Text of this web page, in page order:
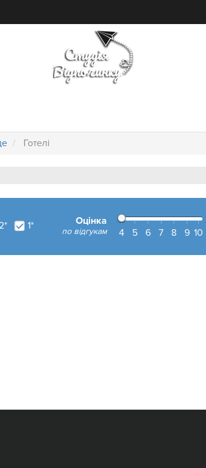
Готелі
1* Оцінка
по відгукам 4 5 6 7 8 9 10